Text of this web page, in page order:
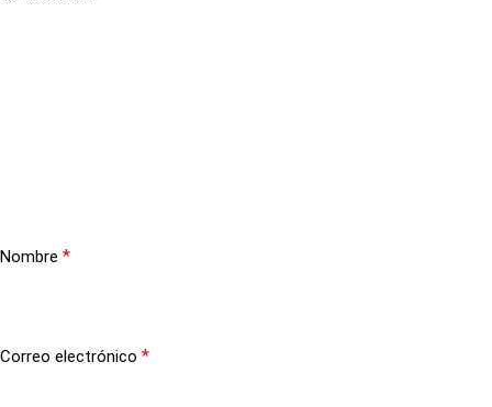
Nombre *
Correo electrónico *